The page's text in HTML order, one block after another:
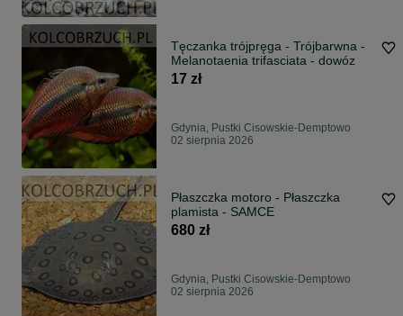
Tęczanka trójpręga - Trójbarwna -
Melanotaenia trifasciata - dowóz
17 zł
Gdynia, Pustki Cisowskie-Demptowo
02 sierpnia 2026
Płaszczka motoro - Płaszczka
plamista - SAMCE
680 zł
Gdynia, Pustki Cisowskie-Demptowo
02 sierpnia 2026